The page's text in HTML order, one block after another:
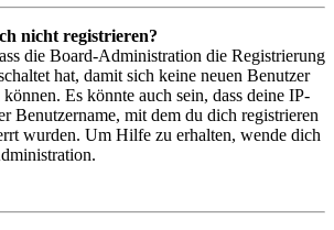
nicht registrieren?
die Board-Administration die Registrierung
hat, damit sich keine neuen Benutzer
Es könnte auch sein, dass deine IP-
Benutzername, mit dem du dich registrieren
wurden. Um Hilfe zu erhalten, wende dich